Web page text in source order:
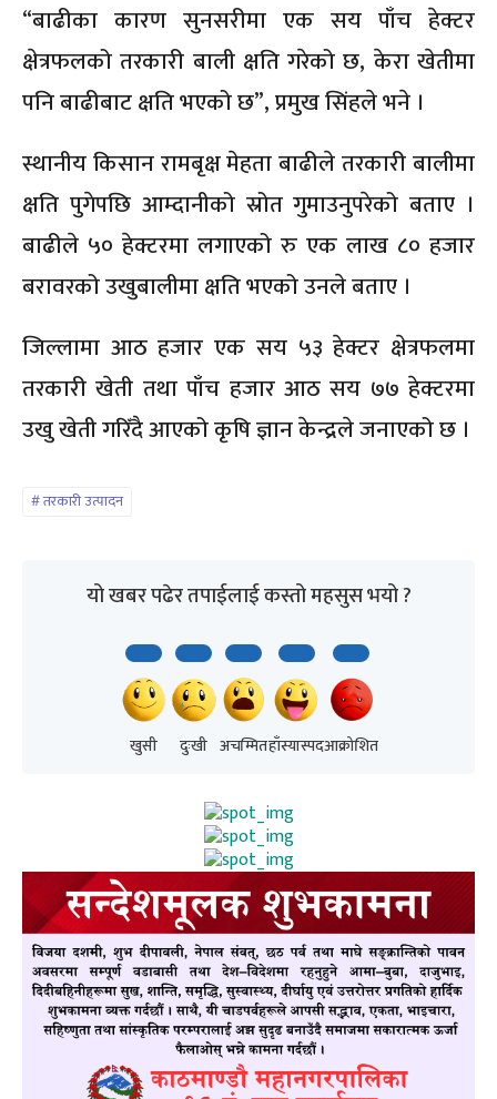
“बाढीका कारण सुनसरीमा एक सय पाँच हेक्टर
क्षेत्रफलको तरकारी बाली क्षति गरेको छ, केरा खेतीमा
पनि बाढीबाट क्षति भएको छ”, प्रमुख सिंहले भने ।
स्थानीय किसान रामबृक्ष मेहता बाढीले तरकारी बालीमा
क्षति पुगेपछि आम्दानीको स्रोत गुमाउनुपरेको बताए ।
बाढीले ५० हेक्टरमा लगाएको रु एक लाख ८० हजार
बरावरको उखुबालीमा क्षति भएको उनले बताए ।
जिल्लामा आठ हजार एक सय ५३ हेक्टर क्षेत्रफलमा
तरकारी खेती तथा पाँच हजार आठ सय ७७ हेक्टरमा
उखु खेती गरिँदै आएको कृषि ज्ञान केन्द्रले जनाएको छ ।
तरकारी उत्पादन
यो खबर पढेर तपाईलाई कस्तो महसुस भयो ?
खुसी दुःखी अचम्मितहाँस्यास्पदआक्रोशित